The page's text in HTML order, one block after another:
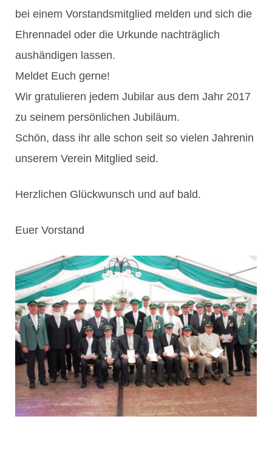
bei einem Vorstandsmitglied melden und sich die
Ehrennadel oder die Urkunde nachträglich
aushändigen lassen.
Meldet Euch gerne!
Wir gratulieren jedem Jubilar aus dem Jahr 2017
zu seinem persönlichen Jubiläum.
Schön, dass ihr alle schon seit so vielen Jahrenin
unserem Verein Mitglied seid.
Herzlichen Glückwunsch und auf bald.
Euer Vorstand